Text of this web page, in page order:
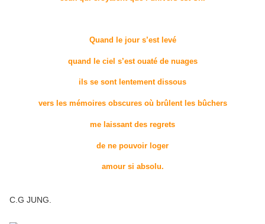
Quand le jour s’est levé
quand le ciel s’est ouaté de nuages
ils se sont lentement dissous
vers les mémoires obscures où brûlent les bûchers
me laissant des regrets
de ne pouvoir loger
amour si absolu.
C.G JUNG.